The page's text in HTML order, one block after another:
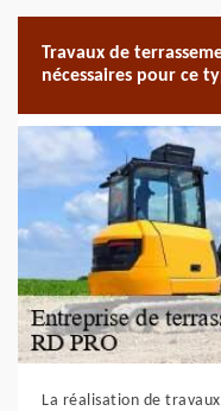
Travaux de
nécessaires pour ce
La réalisation de